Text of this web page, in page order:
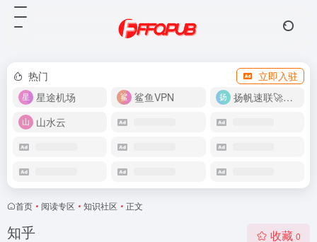
热门
立即入驻
星途机场
鲨鱼VPN
扬帆速联🚀很快
山水云
首页 • 阅读专区 • 知识社区 • 正文
知乎 收藏 0